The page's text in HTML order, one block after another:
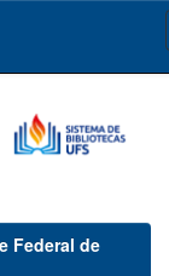
Federal de